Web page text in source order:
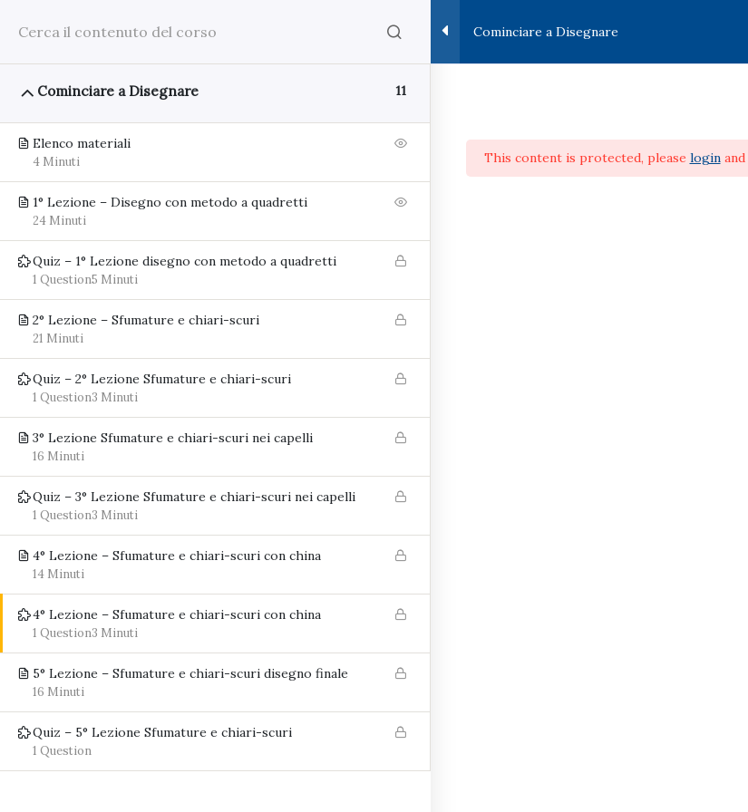
Benvenuti ai miei Corsi
Home Su di me Tutti i Corsi Bronzo – Corsi Base
Home Tutti i Corsi Corso base
Cominciare a Disegnare
Cominciare a Disegnare 11
Elenco materiali
4 Minuti
1° Lezione – Disegno con metodo a quadretti
24 Minuti
Quiz – 1° Lezione disegno con metodo a quadretti
5 Minuti
1 Question
2° Lezione – Sfumature e chiari-scuri
21 Minuti
Quiz – 2° Lezione Sfumature e chiari-scuri
3 Minuti
1 Question
3° Lezione Sfumature e chiari-scuri nei capelli
16 Minuti
Quiz – 3° Lezione Sfumature e chiari-scuri nei capelli
3 Minuti
1 Question
4° Lezione – Sfumature e chiari-scuri con china
14 Minuti
4° Lezione – Sfumature e chiari-scuri con china
3 Minuti
1 Question
5° Lezione – Sfumature e chiari-scuri disegno finale
16 Minuti
Quiz – 5° Lezione Sfumature e chiari-scuri
1 Question
This content is protected, please loginand
PAGINE UTILI
Modulo di contatto
Privacy e Cookie